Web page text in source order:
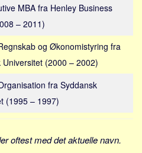
MBA fra Henley Business
– 2011)
og Økonomistyring fra
Universitet (2000 – 2002)
fra Syddansk
(1995 – 1997)
oftest med det aktuelle navn.